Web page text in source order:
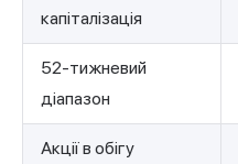
капіталізація
52-тижневий
діапазон
Акції в обігу